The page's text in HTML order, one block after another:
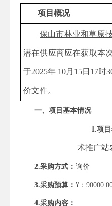
项目概况
保山市林业和草原
潜在供应商应在获取本
于2025年 10月 15日 17时
价文件。
一、项目基本情况
1.项目
术推广站
2.采购方式： 询价
3.采购预算： ¥ ： 90
4.采购内容：